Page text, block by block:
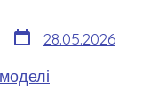
Дата
запису
28.05.2026